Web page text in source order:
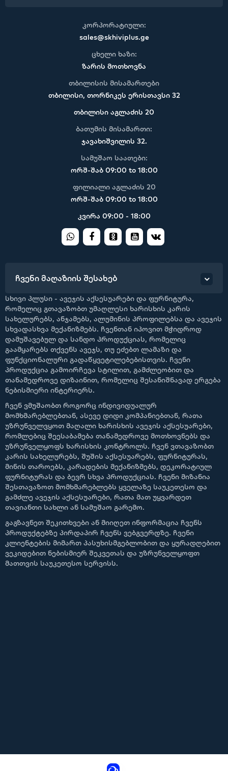
კორპორატიული:
sales@skhiviplus.ge
ცხელი ხაზი:
ზარის მოთხოვნა
თბილისის მისამართები
თბილისი, თორნიკეს ერისთავსი 32
თბილისი აგლაძის 20
ბათუმის მისამართი:
ჯავახიშვილის 32.
სამუშაო საათები:
ორშ-შაბ 09:00 to 18:00
ფილიალი აგლაძის 20
ორშ-შაბ 09:00 to 18:00
კვირა 09:00 - 18:00
ჩვენი მაღაზიის შესახებ
სხივი პლუსი - ავეჯის აქსესუარები და ფურნიტურა,
რომელიც გთავაზობთ უმაღლესი ხარისხის კარის
სახელურებს, ანჯამებს, ალუმინის პროფილებსა და ავეჯის
სხვადასხვა მექანიზმებს. ჩვენთან იპოვით მჭიდროდ
დამუშავებულ და სანდო პროდუქციას, რომელიც
გაამყარებს თქვენს ავეჯს, თუ ეძებთ ლამაზი და
ფუნქციონალური გადაწყვეტილებებისთვის. ჩვენი
პროდუქცია გამოირჩევა სტილით, გამძლეობით და
თანამედროვე დიზაინით, რომელიც შესანიშნავად ერგება
ნებისმიერი ინტერიერს.
ჩვენ ვმუშაობთ როგორც ინდივიდუალურ
მომხმარებლებთან, ასევე დიდი კომპანიებთან, რათა
უზრუნველვყოთ მაღალი ხარისხის ავეჯის აქსესუარები,
რომლებიც შეესაბამება თანამედროვე მოთხოვნებს და
უზრუნველყოფს ხარისხის კონტროლს. ჩვენ ვთავაზობთ
კარის სახელურებს, შუშის აქსესუარებს, ფურნიტურას,
მინის თაროებს, კარადების მექანიზმებს, დეკორატიულ
ფურნიტურას და ბევრ სხვა პროდუქციას. ჩვენი მიზანია
შესთავაზოთ მომხმარებლებს ყველაზე საუკეთესო და
გამძლე ავეჯის აქსესუარები, რათა მათ უყვარდეთ
თავიანთი სახლი ან სამუშაო გარემო.
გაგზავნეთ შეკითხვები ან მიიღეთ ინფორმაცია ჩვენს
პროდუქტებზე პირდაპირ ჩვენს ვებგვერდზე. ჩვენი
კლიენტების მიმართ პასუხისმგებლობით და ყურადღებით
ვეკიდებით ნებისმიერ შეკვეთას და უზრუნველყოფთ
მათთვის საუკეთესო სერვისს.